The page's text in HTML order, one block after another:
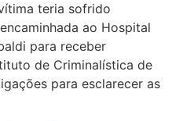
teria sofrido
ao Hospital
para receber
de Criminalística de
para esclarecer as